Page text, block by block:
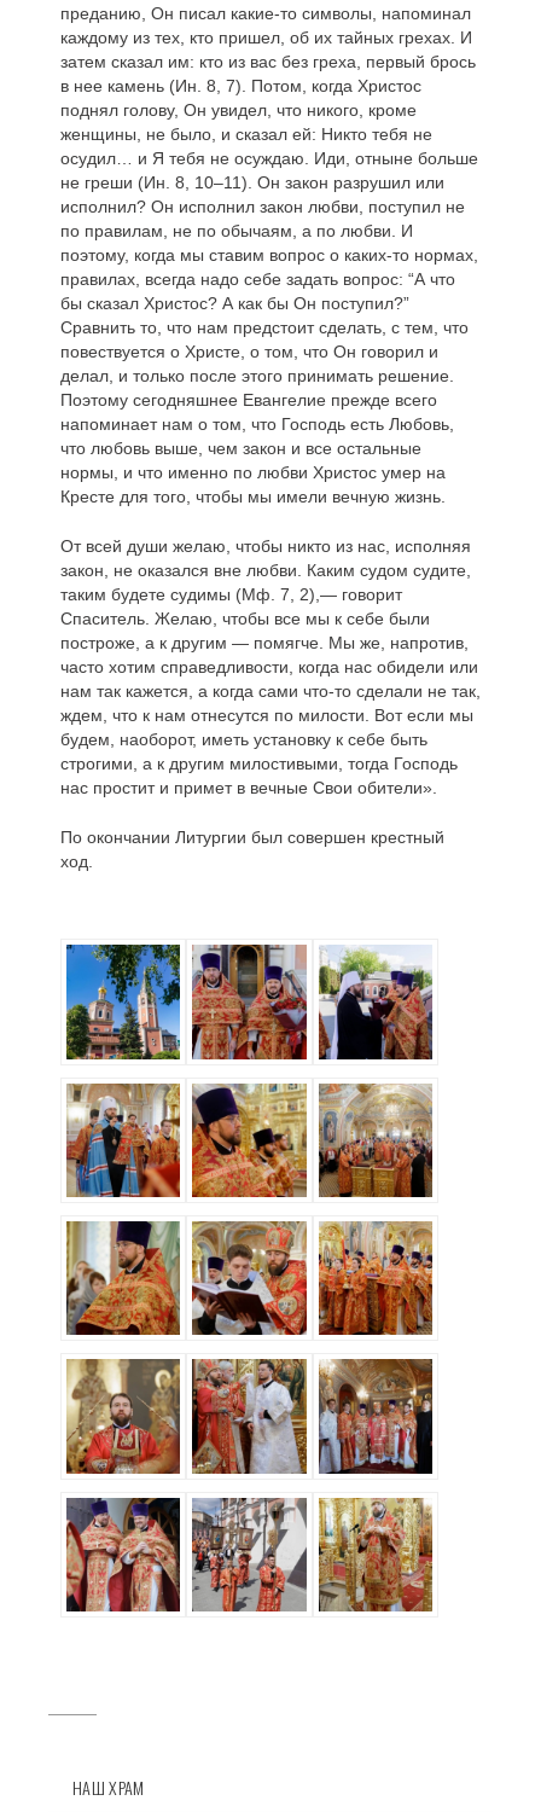
преданию, Он писал какие-то символы, напоминал
каждому из тех, кто пришел, об их тайных грехах. И
затем сказал им: кто из вас без греха, первый брось
в нее камень (Ин. 8, 7). Потом, когда Христос
поднял голову, Он увидел, что никого, кроме
женщины, не было, и сказал ей: Никто тебя не
осудил… и Я тебя не осуждаю. Иди, отныне больше
не греши (Ин. 8, 10–11). Он закон разрушил или
исполнил? Он исполнил закон любви, поступил не
по правилам, не по обычаям, а по любви. И
поэтому, когда мы ставим вопрос о каких-то нормах,
правилах, всегда надо себе задать вопрос: “А что
бы сказал Христос? А как бы Он поступил?”
Сравнить то, что нам предстоит сделать, с тем, что
повествуется о Христе, о том, что Он говорил и
делал, и только после этого принимать решение.
Поэтому сегодняшнее Евангелие прежде всего
напоминает нам о том, что Господь есть Любовь,
что любовь выше, чем закон и все остальные
нормы, и что именно по любви Христос умер на
Кресте для того, чтобы мы имели вечную жизнь.
От всей души желаю, чтобы никто из нас, исполняя
закон, не оказался вне любви. Каким судом судите,
таким будете судимы (Мф. 7, 2),— говорит
Спаситель. Желаю, чтобы все мы к себе были
построже, а к другим — помягче. Мы же, напротив,
часто хотим справедливости, когда нас обидели или
нам так кажется, а когда сами что-то сделали не так,
ждем, что к нам отнесутся по милости. Вот если мы
будем, наоборот, иметь установку к себе быть
строгими, а к другим милостивыми, тогда Господь
нас простит и примет в вечные Свои обители».
По окончании Литургии был совершен крестный
ход.
НАШ ХРАМ